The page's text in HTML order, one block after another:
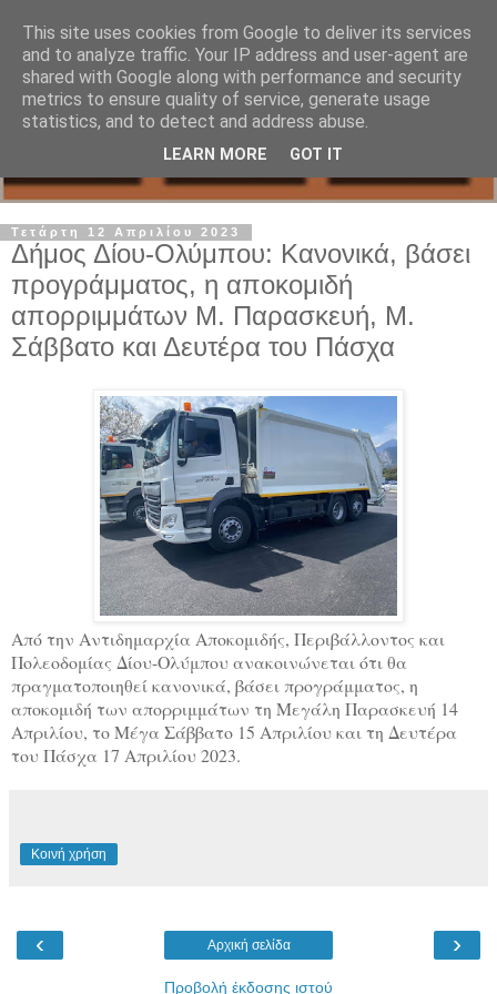
Τετάρτη 12 Απριλίου 2023
Δήμος Δίου-Ολύμπου: Κανονικά, βάσει
προγράμματος, η αποκομιδή
απορριμμάτων Μ. Παρασκευή, Μ.
Σάββατο και Δευτέρα του Πάσχα
Aπό την Αντιδημαρχία Αποκομιδής, Περιβάλλοντος και
Πολεοδομίας Δίου-Ολύμπου ανακοινώνεται ότι θα
πραγματοποιηθεί κανονικά, βάσει προγράμματος, η
αποκομιδή των απορριμμάτων τη Μεγάλη Παρασκευή 14
Απριλίου, το Μέγα Σάββατο 15 Απριλίου και τη Δευτέρα
του Πάσχα 17 Απριλίου 2023.
Κοινή χρήση
‹ ›
Αρχική σελίδα
Προβολή έκδοσης ιστού
This site uses cookies from Google to deliver its services
and to analyze traffic. Your IP address and user-agent are
shared with Google along with performance and security
metrics to ensure quality of service, generate usage
statistics, and to detect and address abuse.
LEARN MORE GOT IT